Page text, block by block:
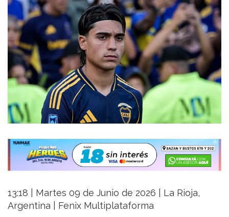
13:18 | Martes 09 de Junio de 2026 | La Rioja,
Argentina | Fenix Multiplataforma